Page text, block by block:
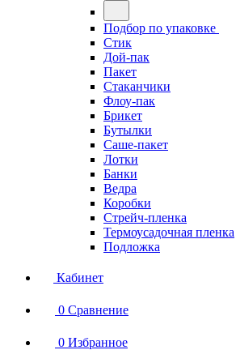
Подбор по упаковке
Стик
Дой-пак
Пакет
Стаканчики
Флоу-пак
Брикет
Бутылки
Саше-пакет
Лотки
Банки
Ведра
Коробки
Стрейч-пленка
Термоусадочная пленка
Подложка
Кабинет
0 Сравнение
0 Избранное